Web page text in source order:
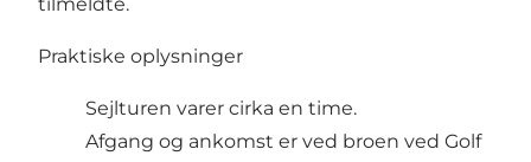
Praktiske oplysninger
Sejlturen varer cirka en time.
Afgang og ankomst er ved broen ved Golf